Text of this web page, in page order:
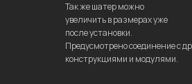
Так же шатер можно
увеличить в размерах уже
после установки.
Предусмотрено соединение с
конструкциями и модулями.